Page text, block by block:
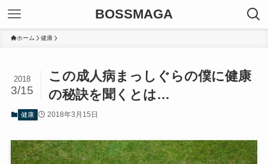
BOSSMAGA
ホーム 健康
この成人病まっしぐらの僕に健康
の秘訣を聞くとは…
2018
3/15
健康 2018年3月15日